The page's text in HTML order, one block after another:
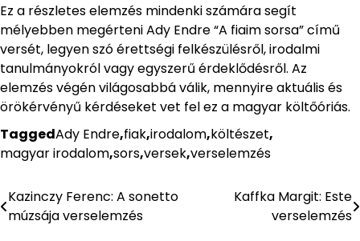
Ez a részletes elemzés mindenki számára segít
mélyebben megérteni Ady Endre “A fiaim sorsa” című
versét, legyen szó érettségi felkészülésről, irodalmi
tanulmányokról vagy egyszerű érdeklődésről. Az
elemzés végén világosabbá válik, mennyire aktuális és
örökérvényű kérdéseket vet fel ez a magyar költőóriás.
TaggedAdy Endre,fiak,irodalom,költészet,
magyar irodalom,sors,versek,verselemzés
Bejegyzés
navigáció
Kazinczy Ferenc: A sonetto
múzsája verselemzés
Kaffka Margit: Este
verselemzés